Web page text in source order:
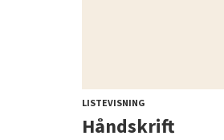
LISTEVISNING
Håndskrift